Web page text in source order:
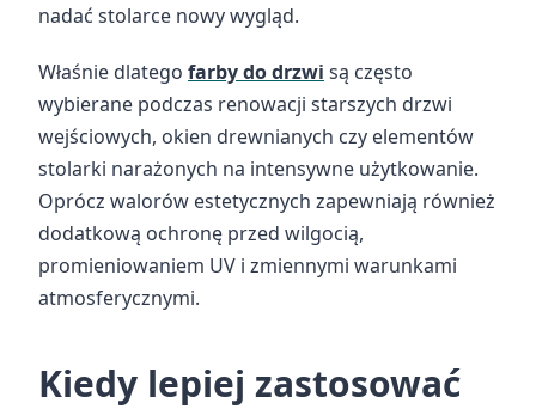
nadać stolarce nowy wygląd.
Właśnie dlatego farby do drzwi są często
wybierane podczas renowacji starszych drzwi
wejściowych, okien drewnianych czy elementów
stolarki narażonych na intensywne użytkowanie.
Oprócz walorów estetycznych zapewniają również
dodatkową ochronę przed wilgocią,
promieniowaniem UV i zmiennymi warunkami
atmosferycznymi.
Kiedy lepiej zastosować